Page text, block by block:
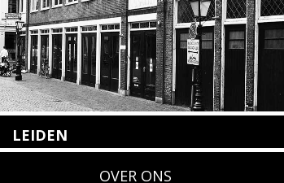
LEIDEN
OVER ONS